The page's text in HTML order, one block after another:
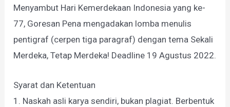
Menyambut Hari Kemerdekaan Indonesia yang ke-
77, Goresan Pena mengadakan lomba menulis
pentigraf (cerpen tiga paragraf) dengan tema Sekali
Merdeka, Tetap Merdeka! Deadline 19 Agustus 2022.
Syarat dan Ketentuan
1. Naskah asli karya sendiri, bukan plagiat. Berbentuk